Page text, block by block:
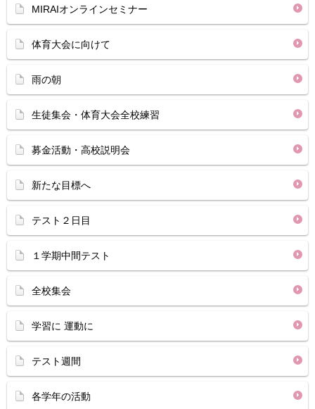
MIRAIオンラインセミナー
体育大会に向けて
雨の朝
生徒集会・体育大会全校練習
募金活動・高校説明会
新たな目標へ
テスト２日目
１学期中間テスト
全校集会
学習に 運動に
テスト週間
各学年の活動